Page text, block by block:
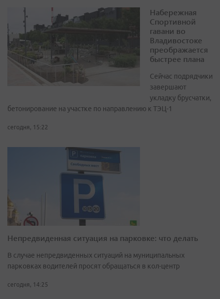
Набережная
Спортивной
гавани во
Владивостоке
преображается
быстрее плана
Сейчас подрядчики
завершают
укладку брусчатки,
бетонирование на участке по направлению к ТЭЦ-1
сегодня, 15:22
Непредвиденная ситуация на парковке: что делать
В случае непредвиденных ситуаций на муниципальных
парковках водителей просят обращаться в кол-центр
сегодня, 14:25